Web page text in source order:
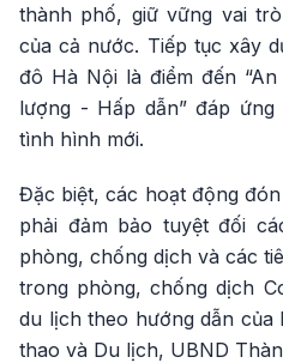
thành phố, giữ vững vai
của cả nước. Tiếp tục xây
đô Hà Nội là điểm đến
lượng - Hấp dẫn” đáp
tình hình mới.
Đặc biệt, các hoạt động
phải đảm bảo tuyệt đối
phòng, chống dịch và các
trong phòng, chống dịch
du lịch theo hướng dẫn của
thao và Du lịch, UBND